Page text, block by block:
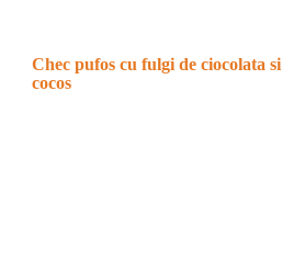
Chec pufos cu fulgi de ciocolata si
cocos